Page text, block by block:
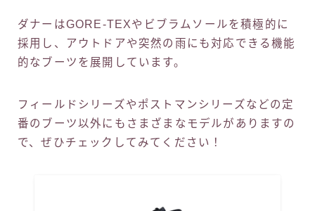
ダナーはGORE-TEXやビブラムソールを積極的に
採用し、アウトドアや突然の雨にも対応できる機能
的なブーツを展開しています。
フィールドシリーズやポストマンシリーズなどの定
番のブーツ以外にもさまざまなモデルがありますの
で、ぜひチェックしてみてください！